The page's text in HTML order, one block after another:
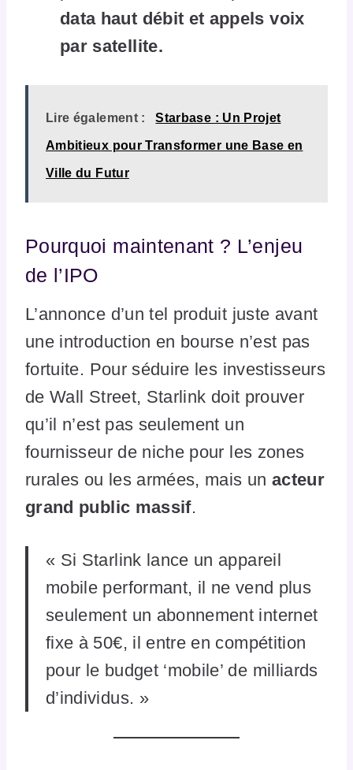
data haut débit et appels voix
par satellite.
Lire également : Starbase : Un Projet
Ambitieux pour Transformer une Base en
Ville du Futur
Pourquoi maintenant ? L’enjeu
de l’IPO
L’annonce d’un tel produit juste avant
une introduction en bourse n’est pas
fortuite. Pour séduire les investisseurs
de Wall Street, Starlink doit prouver
qu’il n’est pas seulement un
fournisseur de niche pour les zones
rurales ou les armées, mais un acteur
grand public massif.
« Si Starlink lance un appareil
mobile performant, il ne vend plus
seulement un abonnement internet
fixe à 50€, il entre en compétition
pour le budget ‘mobile’ de milliards
d’individus. »